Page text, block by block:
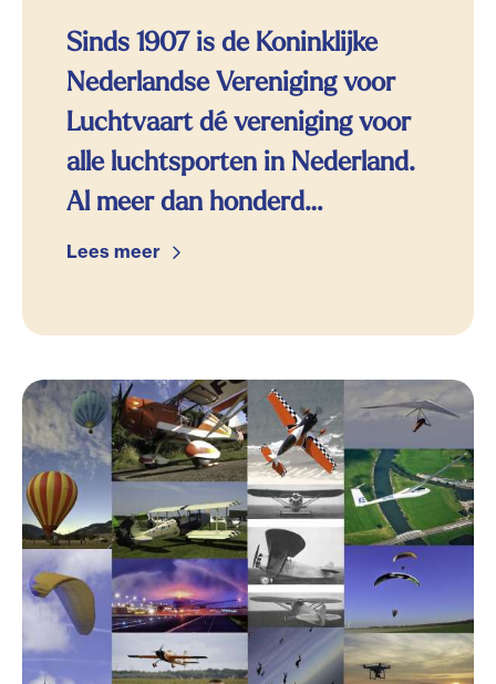
Sinds 1907 is de Koninklijke
Nederlandse Vereniging voor
Luchtvaart dé vereniging voor
alle luchtsporten in Nederland.
Al meer dan honderd…
Lees meer